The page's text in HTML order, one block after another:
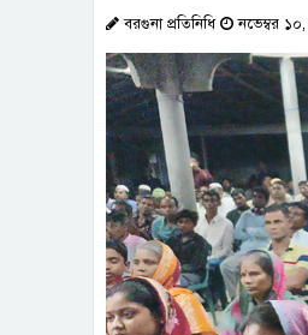
বরগুনা প্রতিনিধি নভেম্বর